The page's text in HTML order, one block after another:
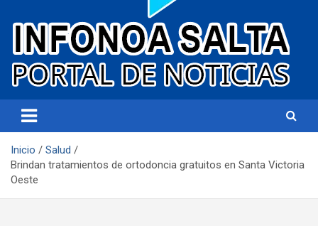
Infonoa Salta
Inicio
Salud
Brindan tratamientos de ortodoncia gratuitos en Santa Victoria
Oeste